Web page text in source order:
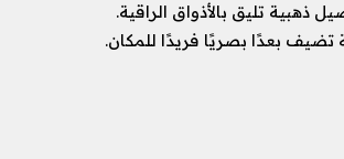
ذهبية تليق بالأذواق الراقية.
تضيف بعدًا بصريًا فريدًا للمكان.